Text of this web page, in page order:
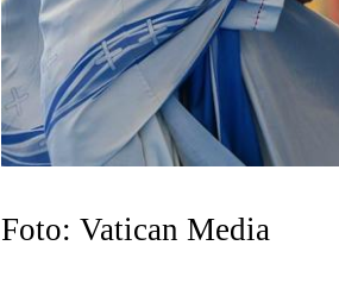
Foto: Vatican Media